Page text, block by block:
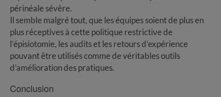
périnéale sévère.
Il semble malgré tout, que les équipes soient de plus en
plus réceptives à cette politique restrictive de
l’épisiotomie, les audits et les retours d’expérience
pouvant être utilisés comme de véritables outils
d’amélioration des pratiques.
Conclusion